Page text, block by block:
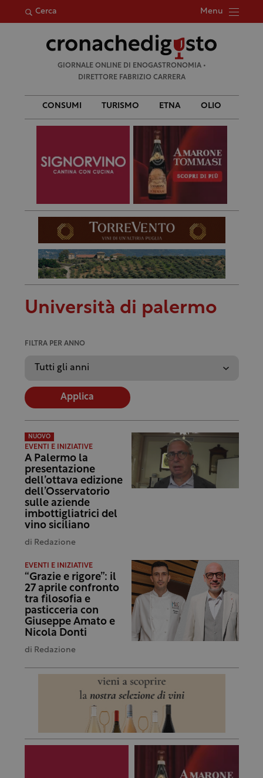
Cerca Menu
per:
GIORNALE ONLINE DI ENOGASTRONOMIA •
DIRETTORE FABRIZIO CARRERA
CONSUMI TURISMO ETNA OLIO
Università di palermo
FILTRA PER ANNO
Applica
NUOVO
EVENTI E INIZIATIVE
A Palermo la
presentazione
dell’ottava edizione
dell’Osservatorio
sulle aziende
imbottigliatrici del
vino siciliano
di Redazione
EVENTI E INIZIATIVE
“Grazie e rigore”: il
27 aprile confronto
tra filosofia e
pasticceria con
Giuseppe Amato e
Nicola Donti
di Redazione